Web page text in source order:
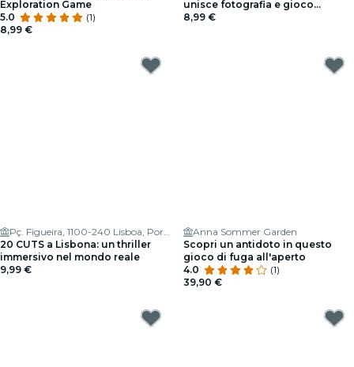
Exploration Game
5.0
(1)
8,99 €
unisce fotografia e gioco
all'aperto
8,99 €
Pç. Figueira, 1100-240 Lisboa, Portugal
20 CUTS a Lisbona: un thriller
immersivo nel mondo reale
9,99 €
Anna Sommer Garden
Scopri un antidoto in questo
gioco di fuga all'aperto
4.0
(1)
39,90 €